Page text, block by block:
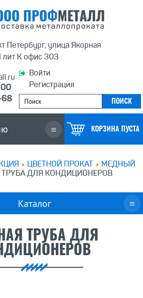
Петербург, улица Якорная
лит К офис 303
68
Войти
Регистрация
≡ КОРЗИНА ПУСТА
ЦВЕТНОЙ ПРОКАТ
МЕДНЫЙ
ДЛЯ КОНДИЦИОНЕРОВ
Каталог
ТРУБА ДЛЯ